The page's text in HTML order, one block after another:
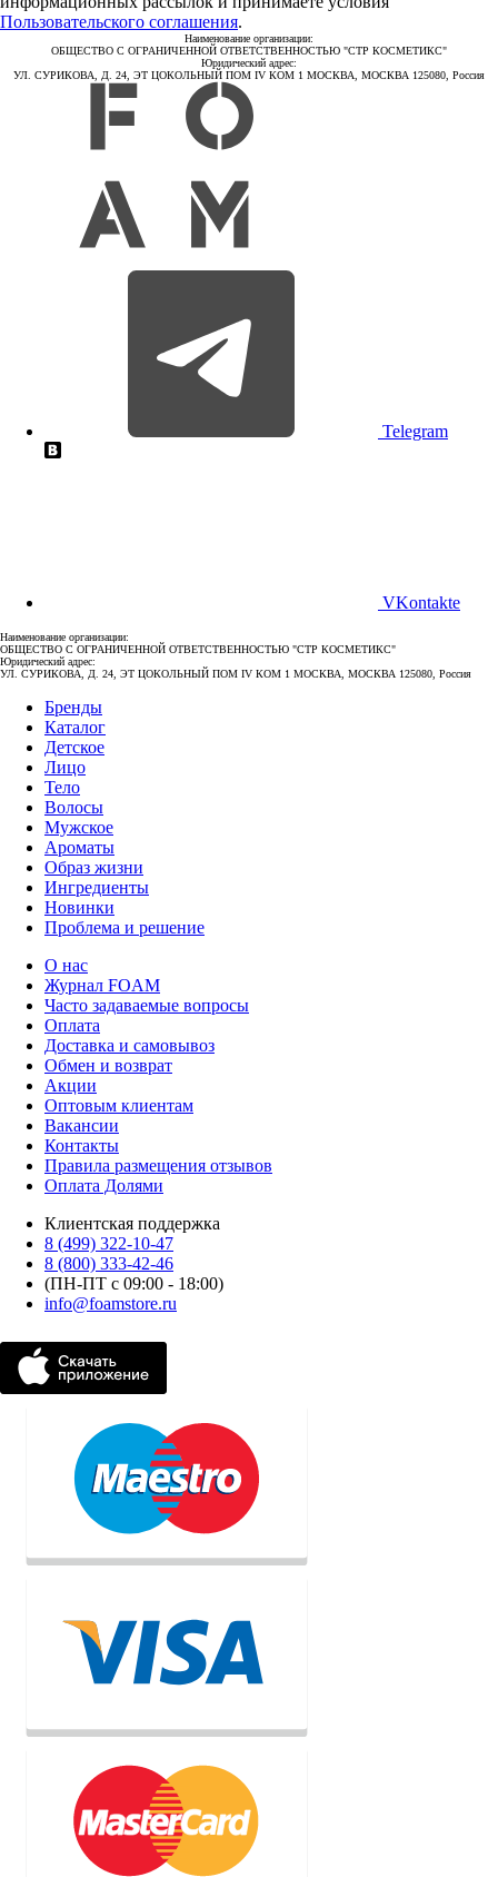
Пользовательского соглашения.
Наименование организации:
ОБЩЕСТВО С ОГРАНИЧЕННОЙ ОТВЕТСТВЕННОСТЬЮ "СТР КОСМЕТИКС"
Юридический адрес:
УЛ. СУРИКОВА, Д. 24, ЭТ ЦОКОЛЬНЫЙ ПОМ IV КОМ 1 МОСКВА, МОСКВА 125080, Россия
Telegram
VKontakte
Наименование организации:
ОБЩЕСТВО С ОГРАНИЧЕННОЙ ОТВЕТСТВЕННОСТЬЮ "СТР КОСМЕТИКС"
Юридический адрес:
УЛ. СУРИКОВА, Д. 24, ЭТ ЦОКОЛЬНЫЙ ПОМ IV КОМ 1 МОСКВА, МОСКВА 125080, Россия
Бренды
Каталог
Детское
Лицо
Тело
Волосы
Мужское
Ароматы
Образ жизни
Ингредиенты
Новинки
Проблема и решение
О нас
Журнал FOAM
Часто задаваемые вопросы
Оплата
Доставка и самовывоз
Обмен и возврат
Акции
Оптовым клиентам
Вакансии
Контакты
Правила размещения отзывов
Оплата Долями
Клиентская поддержка
8 (499) 322-10-47
8 (800) 333-42-46
(ПН-ПТ с 09:00 - 18:00)
info@foamstore.ru